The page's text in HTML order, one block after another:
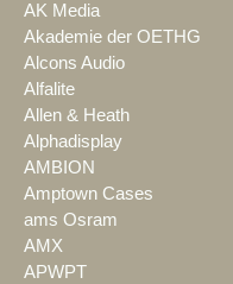
AK Media
Akademie der OETHG
Alcons Audio
Alfalite
Allen & Heath
Alphadisplay
AMBION
Amptown Cases
ams Osram
AMX
APWPT